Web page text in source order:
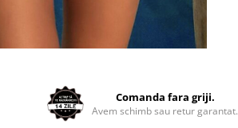
Facebook
Comanda fara griji.
Avem schimb sau retur garantat.